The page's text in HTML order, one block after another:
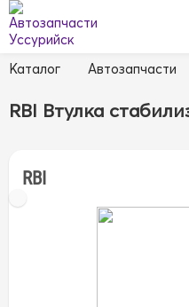
Каталог Автозапчасти
RBI Втулка
RBI